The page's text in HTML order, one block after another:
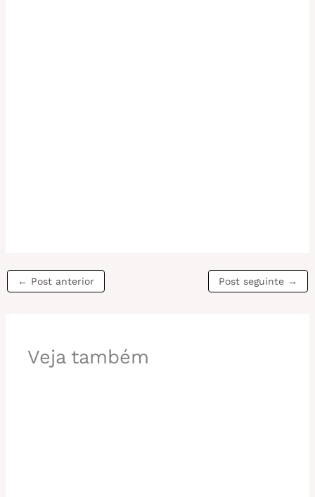
← Post anterior Post seguinte →
Veja também